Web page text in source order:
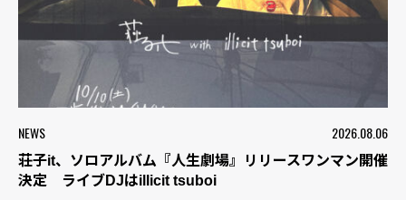
NEWS 2026.08.06
荘子it、ソロアルバム『人生劇場』リリースワンマン開催
決定 ライブDJはillicit tsuboi